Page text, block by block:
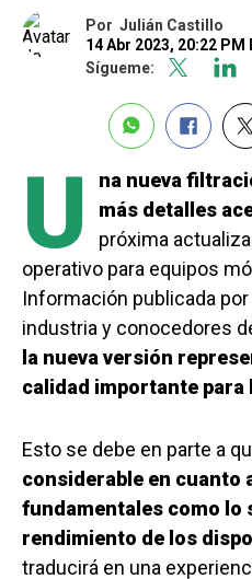
Por Julián Castillo
14 Abr 2023, 20:22 PM
Sígueme:
U
na nueva
más detalles
próxima
operativo para equipos
Información publicada
industria y conocedores
la nueva versión
calidad importante para
Esto se debe en parte a
considerable en cuanto
fundamentales como lo
rendimiento de los
traducirá en una